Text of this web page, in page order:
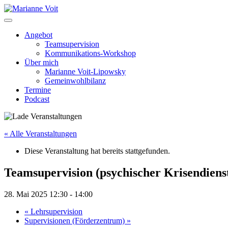
Skip
to
Angebot
Teamsupervision
Kommunikations-Workshop
Über mich
Marianne Voit-Lipowsky
Gemeinwohlbilanz
Termine
Podcast
« Alle Veranstaltungen
Diese Veranstaltung hat bereits stattgefunden.
Teamsupervision (psychischer
28. Mai 2025 12:30 - 14:00
« Lehrsupervision
Supervisionen (Förderzentrum) »